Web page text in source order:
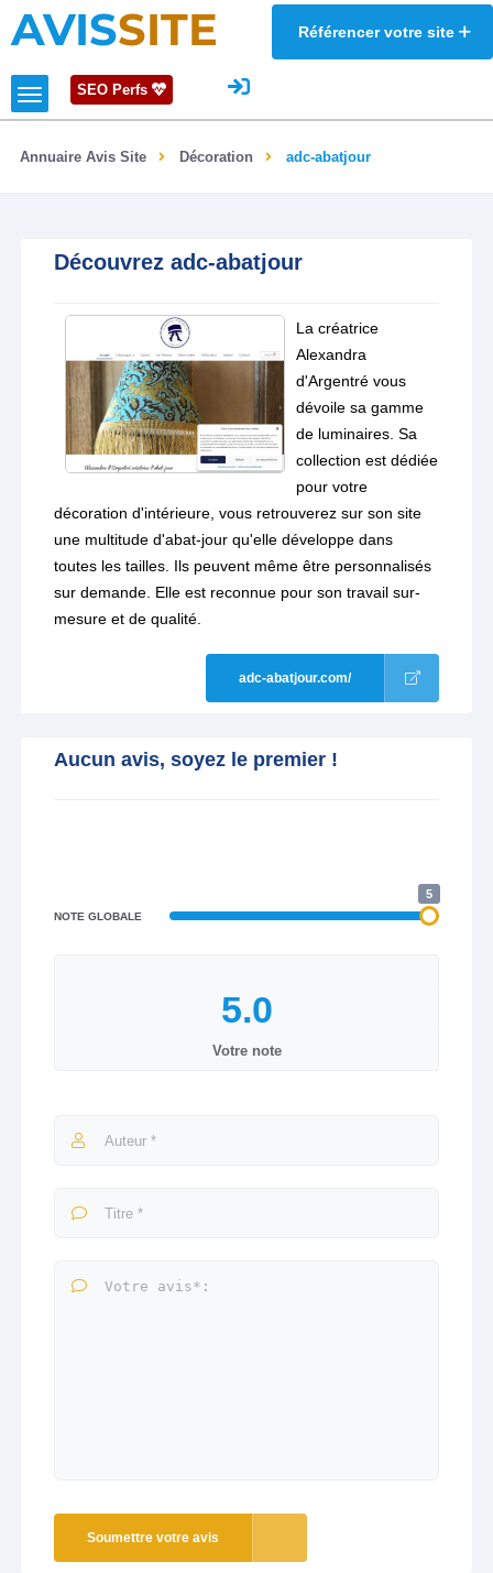
AVISSITE Référencer votre site
SEO Perfs
Annuaire Avis Site Décoration adc-abatjour
Découvrez adc-abatjour
La créatrice
Alexandra
d'Argentré vous
dévoile sa gamme
de luminaires. Sa
collection est dédiée
pour votre
décoration d'intérieure, vous retrouverez sur son site
une multitude d'abat-jour qu'elle développe dans
toutes les tailles. Ils peuvent même être personnalisés
sur demande. Elle est reconnue pour son travail sur-
mesure et de qualité.
adc-abatjour.com/
Aucun avis, soyez le premier !
NOTE GLOBALE
5
Votre note
Soumettre votre avis